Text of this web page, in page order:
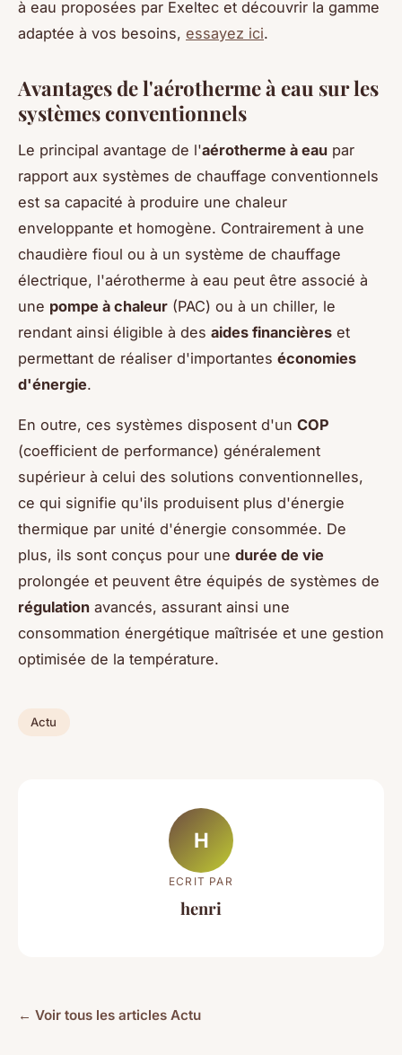
à eau proposées par Exeltec et découvrir la gamme
adaptée à vos besoins, essayez ici.
Avantages de l'aérotherme à eau sur les
systèmes conventionnels
Le principal avantage de l'aérotherme à eau par
rapport aux systèmes de chauffage conventionnels
est sa capacité à produire une chaleur
enveloppante et homogène. Contrairement à une
chaudière fioul ou à un système de chauffage
électrique, l'aérotherme à eau peut être associé à
une pompe à chaleur (PAC) ou à un chiller, le
rendant ainsi éligible à des aides financières et
permettant de réaliser d'importantes économies
d'énergie.
En outre, ces systèmes disposent d'un COP
(coefficient de performance) généralement
supérieur à celui des solutions conventionnelles,
ce qui signifie qu'ils produisent plus d'énergie
thermique par unité d'énergie consommée. De
plus, ils sont conçus pour une durée de vie
prolongée et peuvent être équipés de systèmes de
régulation avancés, assurant ainsi une
consommation énergétique maîtrisée et une gestion
optimisée de la température.
Actu
H
ECRIT PAR
henri
← Voir tous les articles Actu